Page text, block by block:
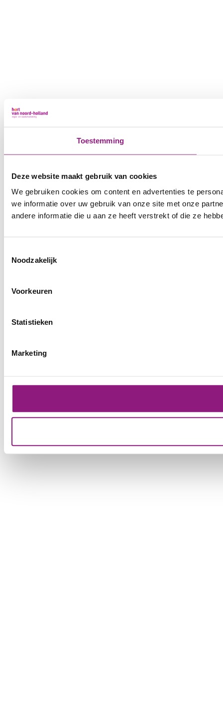
Toestemming
Deze website maakt gebruik van cookies
We gebruiken cookies om content en advertenties te
we informatie over uw gebruik van onze site met onze
andere informatie die u aan ze heeft verstrekt of die ze
Noodzakelijk
Voorkeuren
Statistieken
Marketing